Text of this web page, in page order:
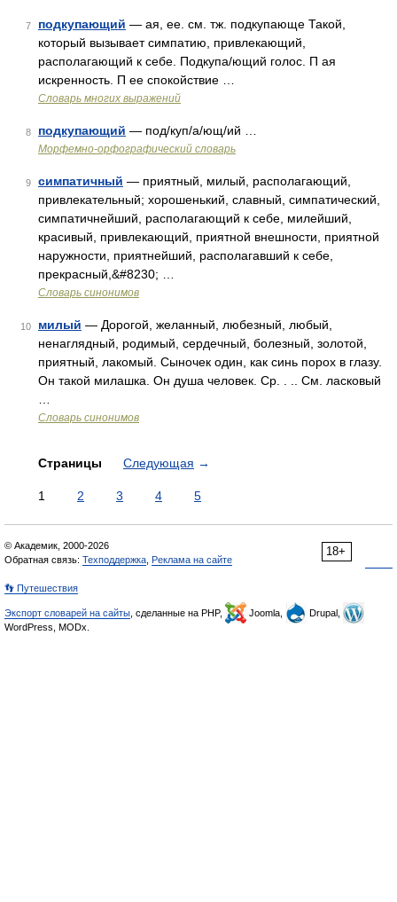
7 подкупающий — ая, ее. см. тж. подкупающе Такой,
который вызывает симпатию, привлекающий,
располагающий к себе. Подкупа/ющий голос. П ая
искренность. П ее спокойствие …
Словарь многих выражений
8 подкупающий — под/куп/а/ющ/ий …
Морфемно-орфографический словарь
9 симпатичный — приятный, милый, располагающий,
привлекательный; хорошенький, славный, симпатический,
симпатичнейший, располагающий к себе, милейший,
красивый, привлекающий, приятной внешности, приятной
наружности, приятнейший, располагавший к себе,
прекрасный,&#8230; …
Словарь синонимов
10 милый — Дорогой, желанный, любезный, любый,
ненаглядный, родимый, сердечный, болезный, золотой,
приятный, лакомый. Сыночек один, как синь порох в глазу.
Он такой милашка. Он душа человек. Ср. . .. См. ласковый
Словарь синонимов
Страницы Следующая →
1 2 3 4 5
18+
© Академик, 2000-2026
Обратная связь: Техподдержка Реклама на сайте
👣 Путешествия
Экспорт словарей на сайты , сделанные на PHP, Joomla,
Drupal,
WordPress, MODx.